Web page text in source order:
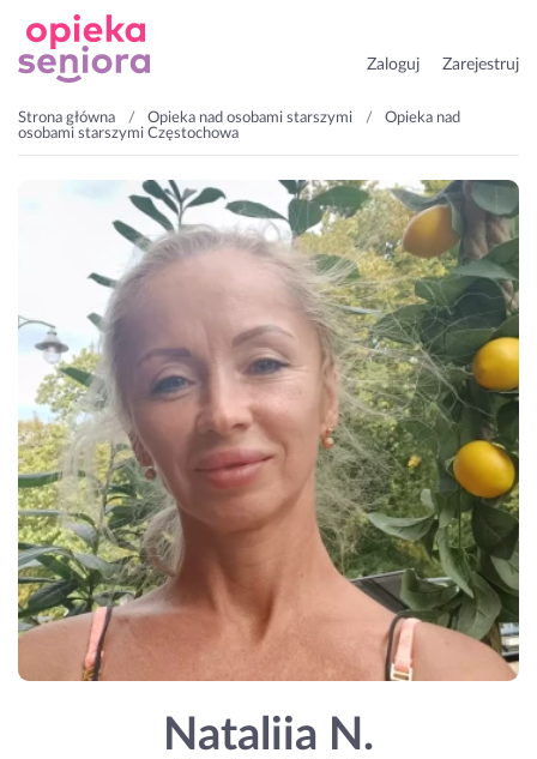
Zaloguj Zarejestruj
Strona główna Opieka nad osobami starszymi
Opieka nad
osobami starszymi Częstochowa
Nataliia N.